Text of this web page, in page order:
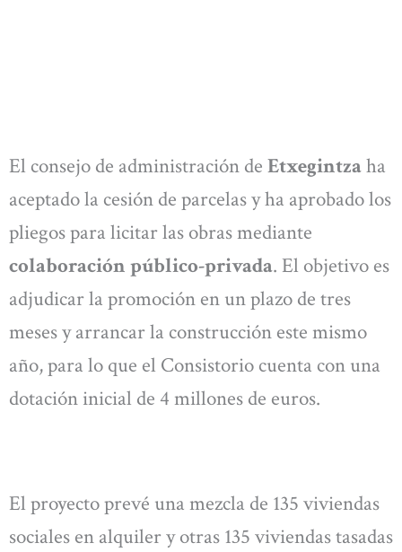
El consejo de administración de Etxegintzaha
aceptado la cesión de parcelas y ha aprobado los
pliegos para licitar las obras mediante
colaboración público-privada. El objetivo es
adjudicar la promoción en un plazo de tres
meses y arrancar la construcción este mismo
año, para lo que el Consistorio cuenta con una
dotación inicial de 4 millones de euros.
El proyecto prevé una mezcla de 135 viviendas
sociales en alquiler y otras 135 viviendas tasadas